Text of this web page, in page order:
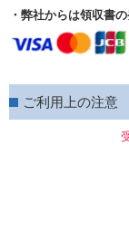
・弊社からは領収書
ご利用上の注意